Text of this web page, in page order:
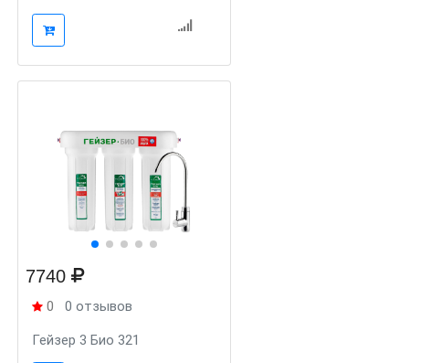
7740
0 0 отзывов
Гейзер 3 Био 321